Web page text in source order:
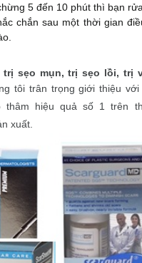
5 đến 10 phút thì bạn
chắn sau một thời gian
sẹo mụn, trị sẹo lồi, trị
tôi trân trọng giới thiệu
thâm hiệu quả số 1 trên
xuất.